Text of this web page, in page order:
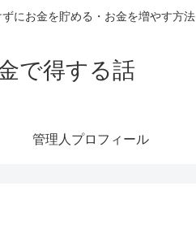
にお金を貯める・お金を増やす方法
で得する話
管理人プロフィール